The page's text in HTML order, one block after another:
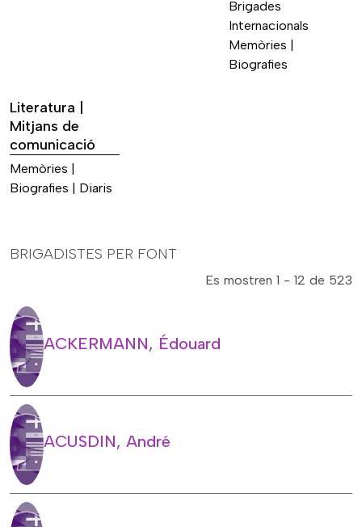
Brigades
Internacionals
Memòries |
Biografies
Literatura |
Mitjans de
comunicació
Memòries |
Biografies | Diaris
BRIGADISTES PER FONT
Es mostren 1 - 12 de 523
ACKERMANN, Édouard
ACUSDIN, André